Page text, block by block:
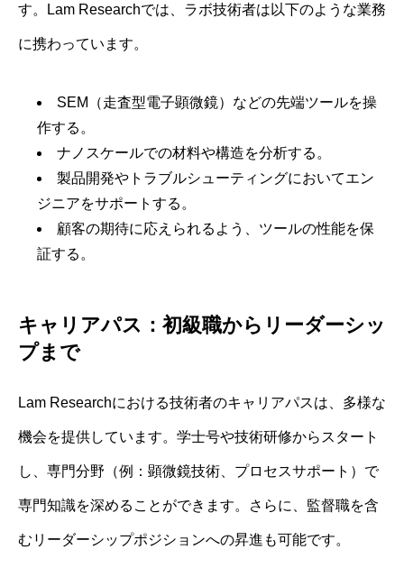
す。Lam Researchでは、ラボ技術者は以下のような業務
に携わっています。
SEM（走査型電子顕微鏡）などの先端ツールを操
作する。
ナノスケールでの材料や構造を分析する。
製品開発やトラブルシューティングにおいてエン
ジニアをサポートする。
顧客の期待に応えられるよう、ツールの性能を保
証する。
キャリアパス：初級職からリーダーシッ
プまで
Lam Researchにおける技術者のキャリアパスは、多様な
機会を提供しています。学士号や技術研修からスタート
し、専門分野（例：顕微鏡技術、プロセスサポート）で
専門知識を深めることができます。さらに、監督職を含
むリーダーシップポジションへの昇進も可能です。